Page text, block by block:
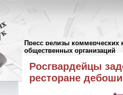
Пресс релизы коммерческих
общественных организаций
Пресс-релизы//
Росгвардейцы
ресторане